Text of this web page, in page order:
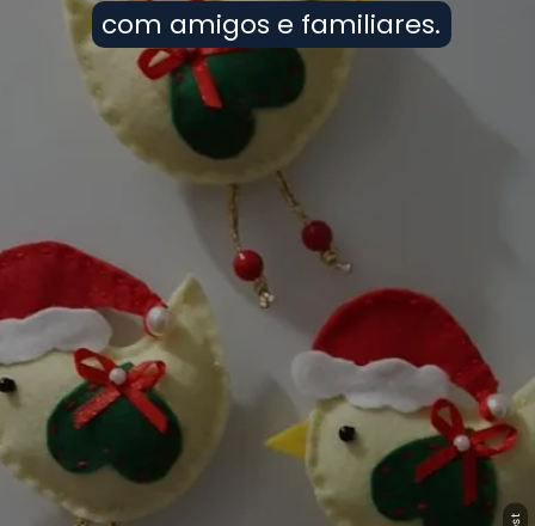
com amigos e familiares.
com amigos e familiares.